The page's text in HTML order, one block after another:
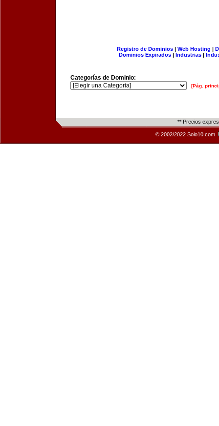
Registro de Dominios| Web Hosting |
Dominios Expirados | Industrias |
Categorías de Dominio:
[Pág.
** Precios
© 2002/2022 Solo10.com